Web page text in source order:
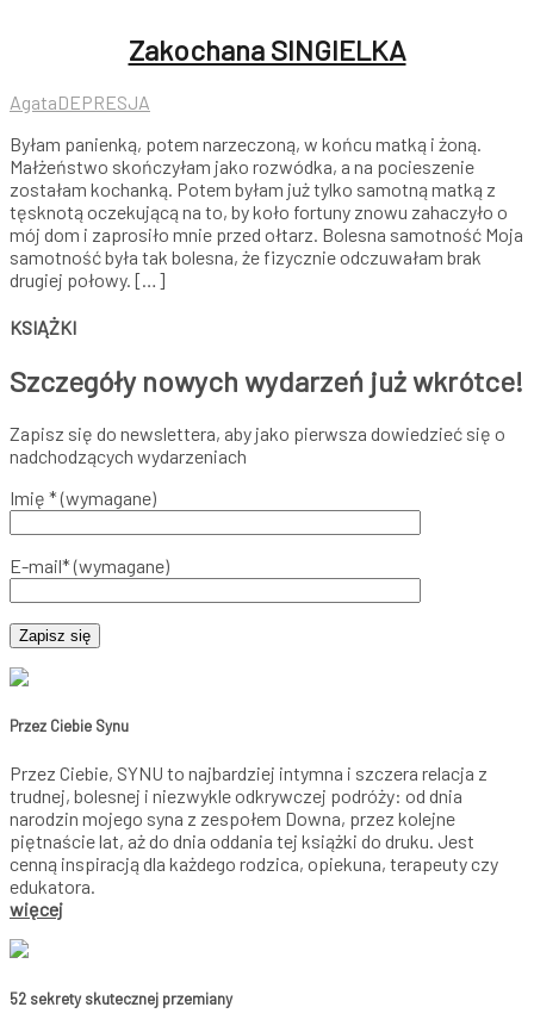
Zakochana SINGIELKA
AgataDEPRESJA
Byłam panienką, potem narzeczoną, w końcu matką i żoną.
Małżeństwo skończyłam jako rozwódka, a na pocieszenie
zostałam kochanką. Potem byłam już tylko samotną matką z
tęsknotą oczekującą na to, by koło fortuny znowu zahaczyło o
mój dom i zaprosiło mnie przed ołtarz. Bolesna samotność Moja
samotność była tak bolesna, że fizycznie odczuwałam brak
drugiej połowy. […]
KSIĄŻKI
Szczegóły nowych wydarzeń już wkrótce!
Zapisz się do newslettera, aby jako pierwsza dowiedzieć się o
nadchodzących wydarzeniach
Imię * (wymagane)
E-mail* (wymagane)
Przez Ciebie Synu
Przez Ciebie, SYNU to najbardziej intymna i szczera relacja z
trudnej, bolesnej i niezwykle odkrywczej podróży: od dnia
narodzin mojego syna z zespołem Downa, przez kolejne
piętnaście lat, aż do dnia oddania tej książki do druku. Jest
cenną inspiracją dla każdego rodzica, opiekuna, terapeuty czy
edukatora.
więcej
52 sekrety skutecznej przemiany